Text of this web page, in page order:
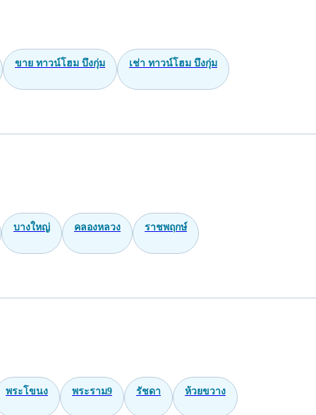
ขาย ทาวน์โฮม บึงกุ่ม เช่า ทาวน์โฮม บึงกุ่ม
บางใหญ่ คลองหลวง ราชพฤกษ์
พระโขนง พระราม9 รัชดา ห้วยขวาง